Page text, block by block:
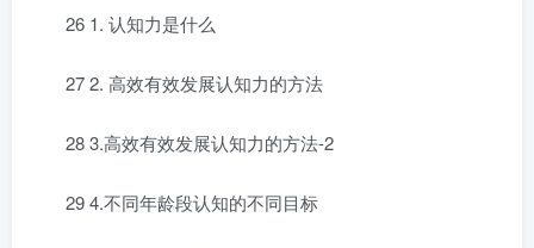
26 1. 认知力是什么
27 2. 高效有效发展认知力的方法
28 3.高效有效发展认知力的方法-2
29 4.不同年龄段认知的不同目标